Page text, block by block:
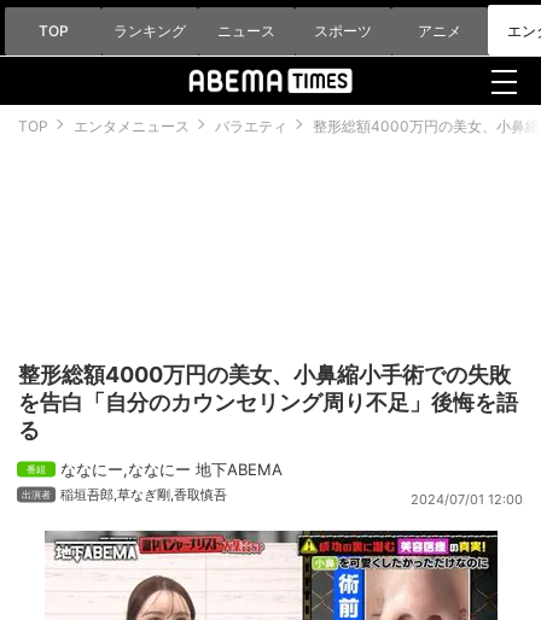
TOP ランキング ニュース スポーツ アニメ エン
TOP エンタメニュース バラエティ 整形総額4000万円の美女、小鼻
整形総額4000万円の美女、小鼻縮小手術での失敗
を告白「自分のカウンセリング周り不足」後悔を語
る
ななにー,ななにー 地下ABEMA
稲垣吾郎 草なぎ剛 香取慎吾 2024/07/01 12:00